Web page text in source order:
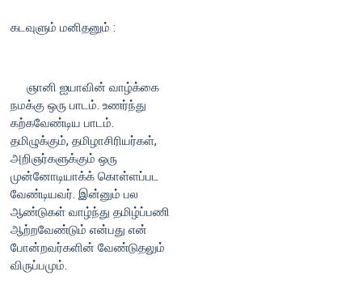
கடவுளும் மனிதனும் :
ஞானி ஐயாவின் வாழ்க்கை
நமக்கு ஒரு பாடம். உணர்ந்து
கற்கவேண்டிய பாடம்.
தமிழுக்கும், தமிழாசிரியர்கள்,
அறிஞர்களுக்கும் ஒரு
முன்னோடியாக்க் கொள்ளப்பட
வேண்டியவர். இன்னும் பல
ஆண்டுகள் வாழ்ந்து தமிழ்ப்பணி
ஆற்றவேண்டும் என்பது என்
போன்றவர்களின் வேண்டுதலும்
விருப்பமும்.